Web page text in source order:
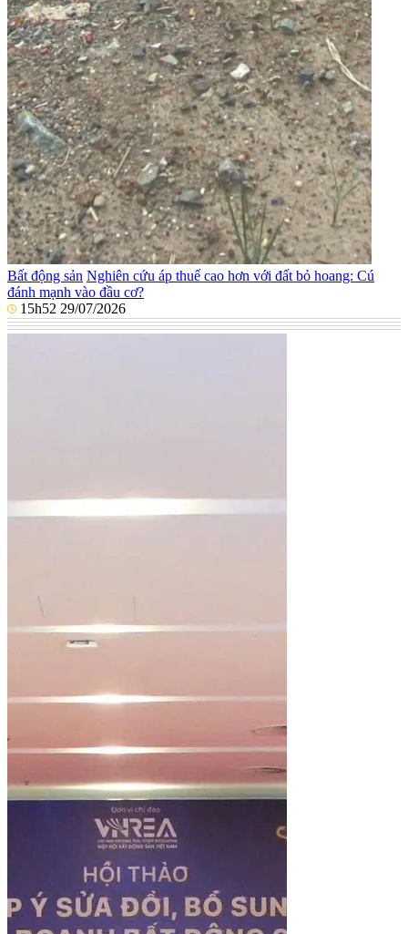
Bất động sản Nghiên cứu áp thuế cao hơn với đất bỏ hoang: Cú
đánh mạnh vào đầu cơ?
15h52 29/07/2026